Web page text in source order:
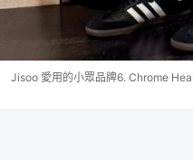
Jisoo 愛用的小眾品牌6. Chrome